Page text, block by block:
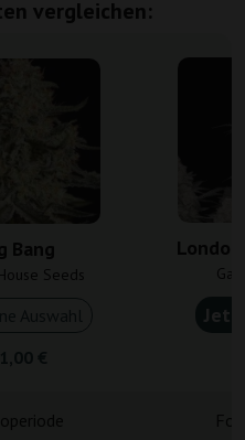
vergleichen:
Bang
Seeds
London